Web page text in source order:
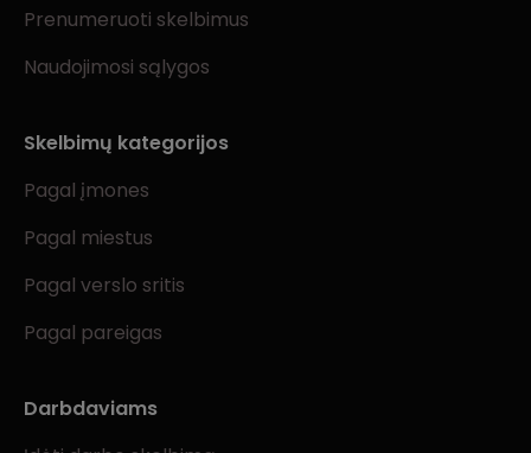
Prenumeruoti skelbimus
Naudojimosi sąlygos
Skelbimų kategorijos
Pagal įmones
Pagal miestus
Pagal verslo sritis
Pagal pareigas
Darbdaviams